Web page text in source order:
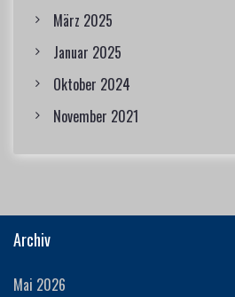
März 2025
Januar 2025
Oktober 2024
November 2021
Archiv
Mai 2026